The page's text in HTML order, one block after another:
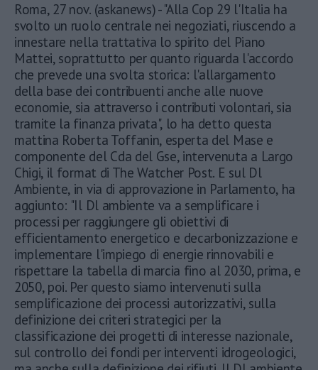
Roma, 27 nov. (askanews) - "Alla Cop 29 l'Italia ha
svolto un ruolo centrale nei negoziati, riuscendo a
innestare nella trattativa lo spirito del Piano
Mattei, soprattutto per quanto riguarda l'accordo
che prevede una svolta storica: l'allargamento
della base dei contribuenti anche alle nuove
economie, sia attraverso i contributi volontari, sia
tramite la finanza privata", lo ha detto questa
mattina Roberta Toffanin, esperta del Mase e
componente del Cda del Gse, intervenuta a Largo
Chigi, il format di The Watcher Post. E sul Dl
Ambiente, in via di approvazione in Parlamento, ha
aggiunto: "Il Dl ambiente va a semplificare i
processi per raggiungere gli obiettivi di
efficientamento energetico e decarbonizzazione e
implementare l'impiego di energie rinnovabili e
rispettare la tabella di marcia fino al 2030, prima, e
2050, poi. Per questo siamo intervenuti sulla
semplificazione dei processi autorizzativi, sulla
definizione dei criteri strategici per la
classificazione dei progetti di interesse nazionale,
sul controllo dei fondi per interventi idrogeologici,